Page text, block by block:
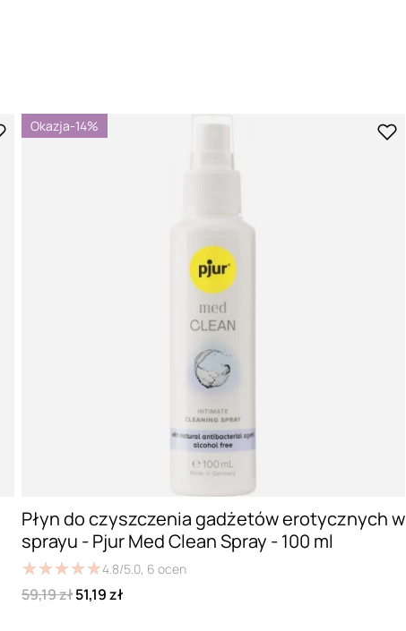
Okazja-14%
Płyn do czyszczenia gadżetów erotycznych w
sprayu - Pjur Med Clean Spray - 100 ml
★★★★★
★★★★★4.8/5.0, 6 ocen
59,19 zł51,19 zł